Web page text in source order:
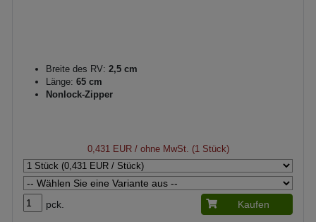
Breite des RV: 2,5 cm
Länge: 65 cm
Nonlock-Zipper
0,431 EUR/ ohne MwSt. (1 Stück)
pck. Kaufen